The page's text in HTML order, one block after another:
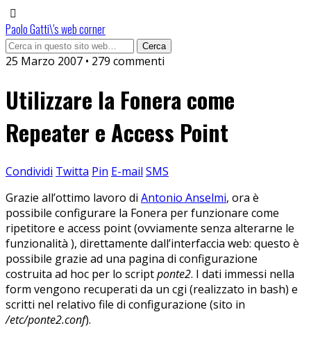
Paolo Gatti\'s web corner
25 Marzo 2007 • 279 commenti
Utilizzare la Fonera come
Repeater e Access Point
Condividi Twitta Pin E-mail SMS
Grazie all’ottimo lavoro di Antonio Anselmi, ora è
possibile configurare la Fonera per funzionare come
ripetitore e access point (ovviamente senza alterarne le
funzionalità ), direttamente dall’interfaccia web: questo è
possibile grazie ad una pagina di configurazione
costruita ad hoc per lo scriptponte2. I dati immessi nella
form vengono recuperati da un cgi (realizzato in bash) e
scritti nel relativo file di configurazione (sito in
/etc/ponte2.conf).